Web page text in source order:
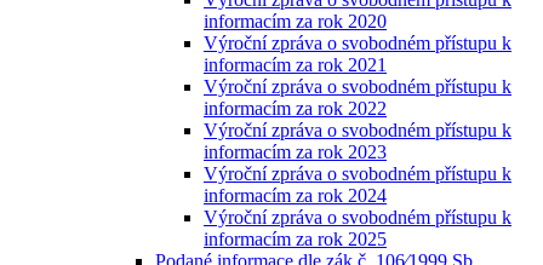
informacím za rok 2020
Výroční zpráva o svobodném přístupu k
informacím za rok 2021
Výroční zpráva o svobodném přístupu k
informacím za rok 2022
Výroční zpráva o svobodném přístupu k
informacím za rok 2023
Výroční zpráva o svobodném přístupu k
informacím za rok 2024
Výroční zpráva o svobodném přístupu k
informacím za rok 2025
Podané informace dle zák.č. 106⁄1999 Sb.